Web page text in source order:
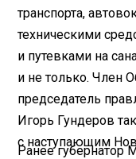
транспорта,
техническими
и путевками на
и не только. Член
председатель
Игорь Гундеров
с наступающим
Ранее губернатор